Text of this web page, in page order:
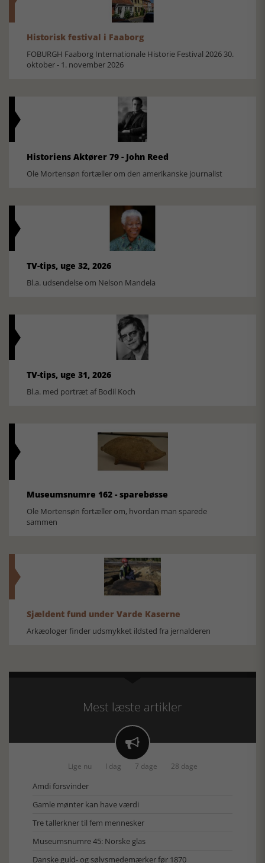
Historisk festival i Faaborg
FOBURGH Faaborg Internationale Historie Festival 2026 30.
oktober - 1. november 2026
Historiens Aktører 79 - John Reed
Ole Mortensøn fortæller om den amerikanske journalist
TV-tips, uge 32, 2026
Bl.a. udsendelse om Nelson Mandela
TV-tips, uge 31, 2026
Bl.a. med portræt af Bodil Koch
Museumsnumre 162 - sparebøsse
Ole Mortensøn fortæller om, hvordan man sparede
sammen
Sjældent fund under Varde Kaserne
Arkæologer finder udsmykket ildsted fra jernalderen
Mest læste artikler

Lige nu I dag 7 dage 28 dage
Amdi forsvinder
Gamle mønter kan have værdi
Tre tallerkner til fem mennesker
Museumsnumre 45: Norske glas
Danske guld- og sølvsmedemærker før 1870